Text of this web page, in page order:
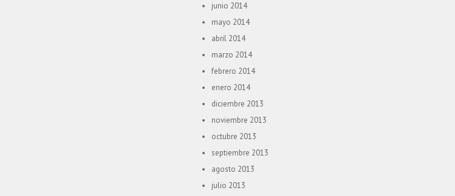
junio 2014
mayo 2014
abril 2014
marzo 2014
febrero 2014
enero 2014
diciembre 2013
noviembre 2013
octubre 2013
septiembre 2013
agosto 2013
julio 2013